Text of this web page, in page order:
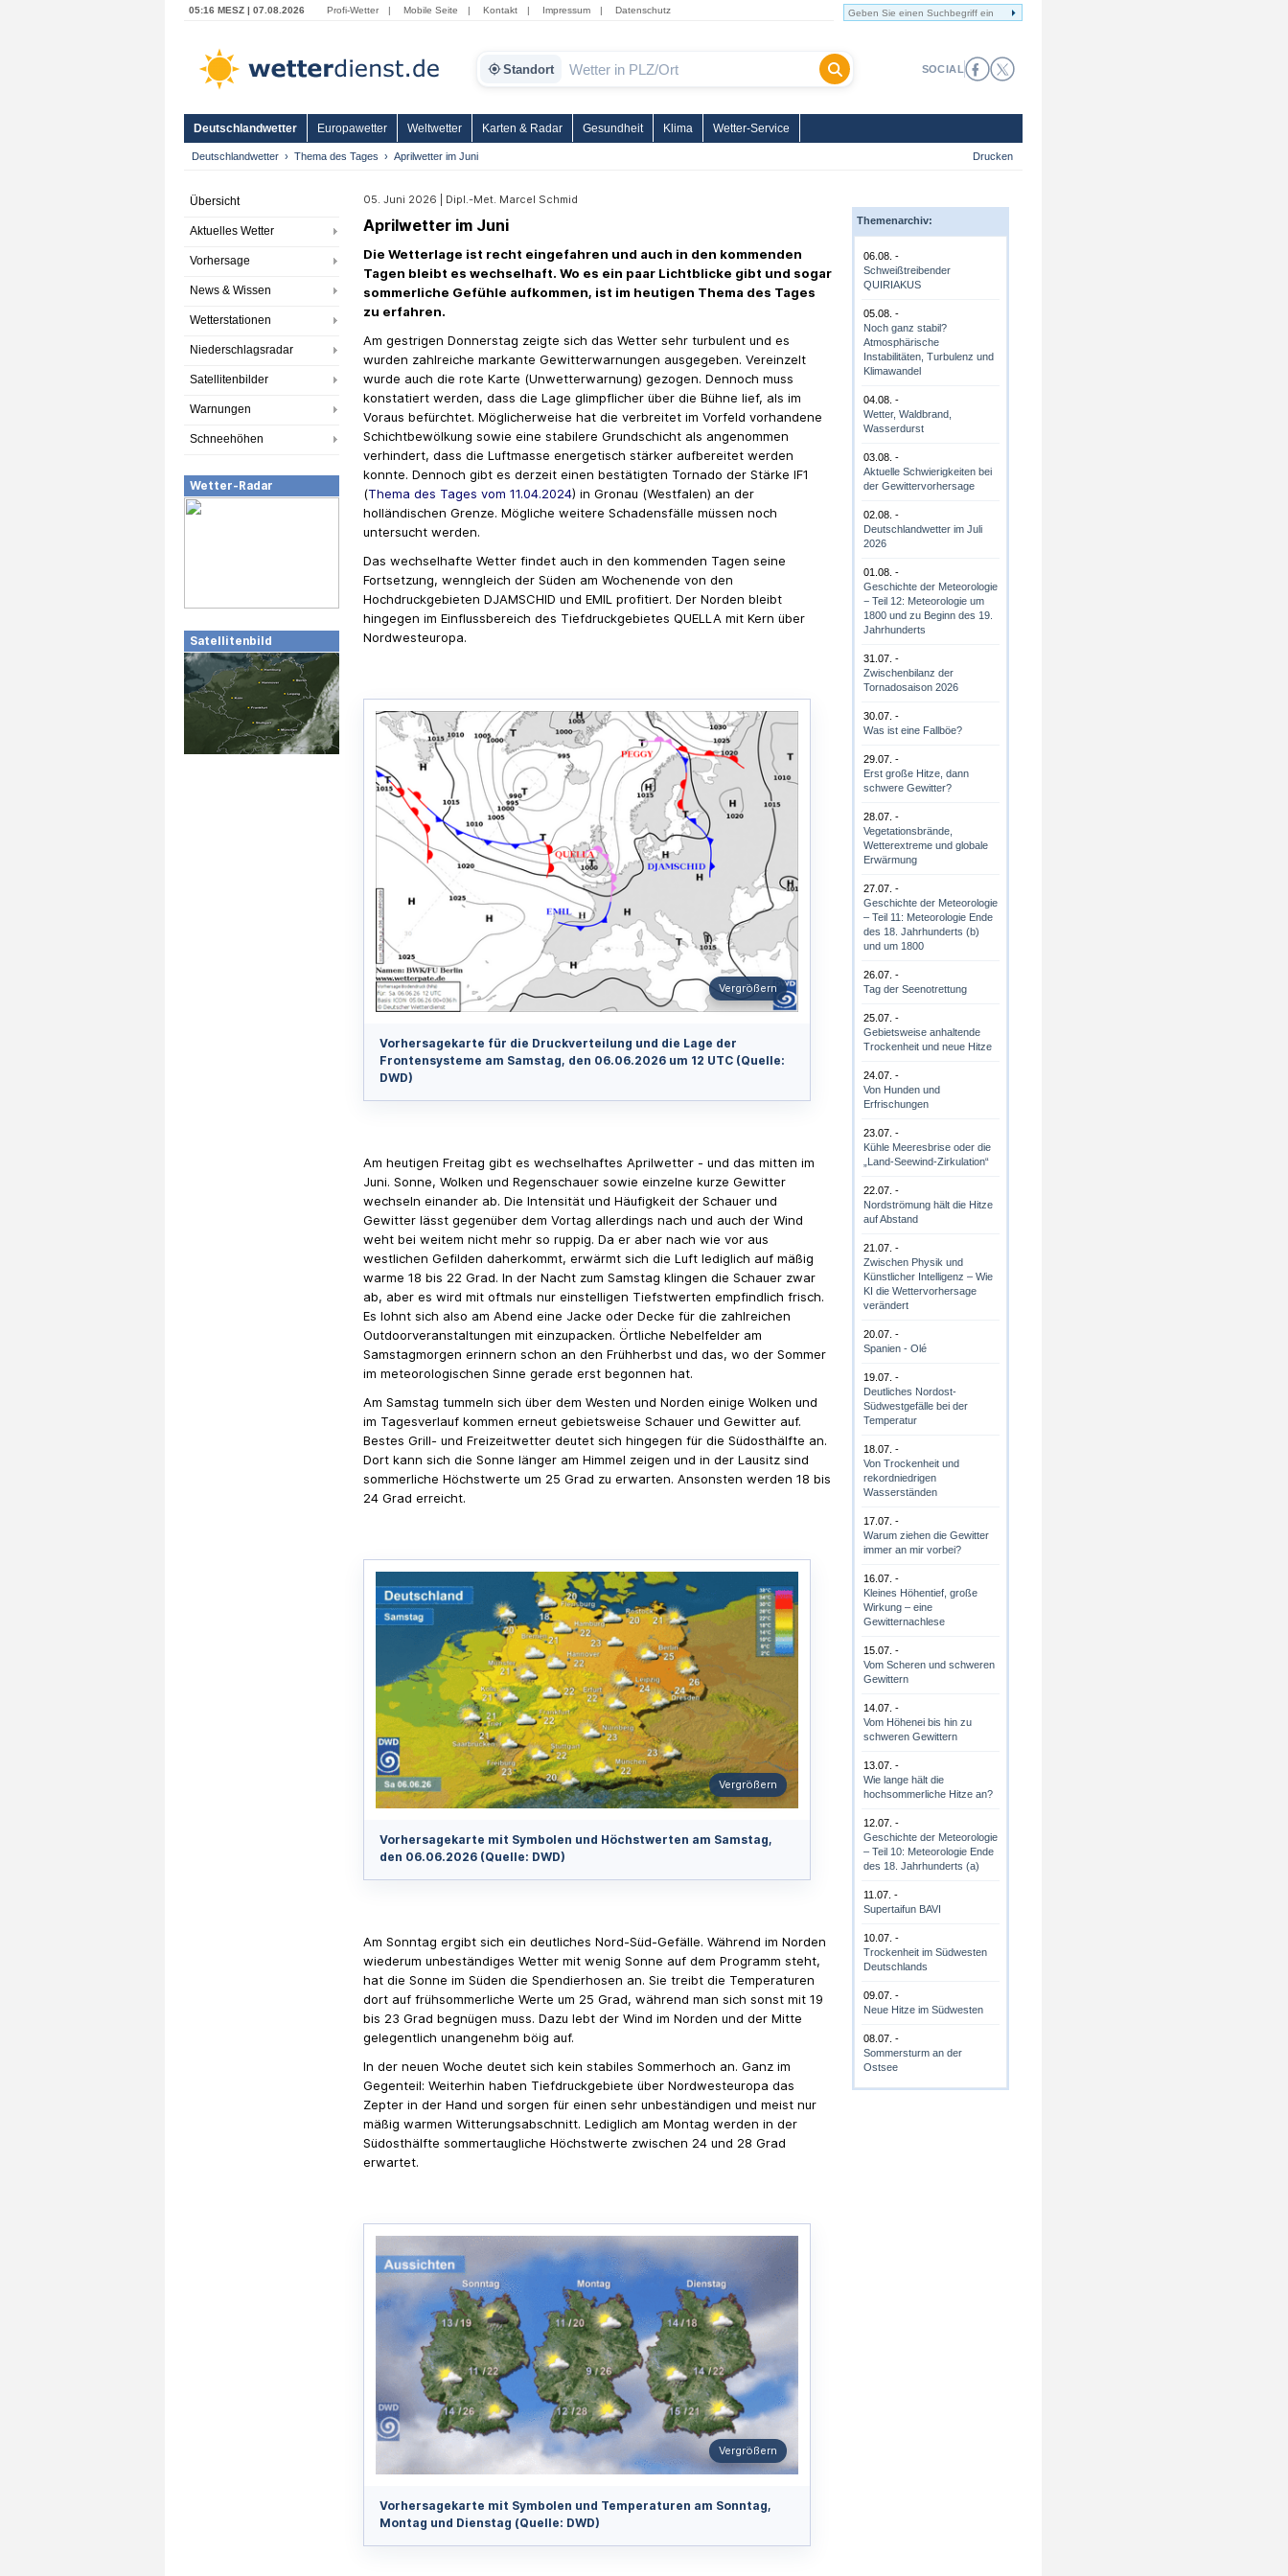
05:16 MESZ | 07.08.2026 Profi-Wetter | Mobile Seite | Kontakt | Impressum | Datenschutz
Standort SOCIAL
Deutschlandwetter Europawetter Weltwetter Karten & Radar Gesundheit Klima Wetter-Service
Deutschlandwetter Thema des Tages Aprilwetter im Juni Drucken
Übersicht
Aktuelles Wetter
Vorhersage
News & Wissen
Wetterstationen
Niederschlagsradar
Satellitenbilder
Warnungen
Schneehöhen
Wetter-Radar
Satellitenbild
05. Juni 2026 | Dipl.-Met. Marcel Schmid
Aprilwetter im Juni
Die Wetterlage ist recht eingefahren und auch in den kommenden
Tagen bleibt es wechselhaft. Wo es ein paar Lichtblicke gibt und sogar
sommerliche Gefühle aufkommen, ist im heutigen Thema des Tages
zu erfahren.
Am gestrigen Donnerstag zeigte sich das Wetter sehr turbulent und es
wurden zahlreiche markante Gewitterwarnungen ausgegeben. Vereinzelt
wurde auch die rote Karte (Unwetterwarnung) gezogen. Dennoch muss
konstatiert werden, dass die Lage glimpflicher über die Bühne lief, als im
Voraus befürchtet. Möglicherweise hat die verbreitet im Vorfeld vorhandene
Schichtbewölkung sowie eine stabilere Grundschicht als angenommen
verhindert, dass die Luftmasse energetisch stärker aufbereitet werden
konnte. Dennoch gibt es derzeit einen bestätigten Tornado der Stärke IF1
(Thema des Tages vom 11.04.2024) in Gronau (Westfalen) an der
holländischen Grenze. Mögliche weitere Schadensfälle müssen noch
untersucht werden.
Das wechselhafte Wetter findet auch in den kommenden Tagen seine
Fortsetzung, wenngleich der Süden am Wochenende von den
Hochdruckgebieten DJAMSCHID und EMIL profitiert. Der Norden bleibt
hingegen im Einflussbereich des Tiefdruckgebietes QUELLA mit Kern über
Nordwesteuropa.
Vergrößern
Vorhersagekarte für die Druckverteilung und die Lage der
Frontensysteme am Samstag, den 06.06.2026 um 12 UTC (Quelle:
DWD)
Am heutigen Freitag gibt es wechselhaftes Aprilwetter - und das mitten im
Juni. Sonne, Wolken und Regenschauer sowie einzelne kurze Gewitter
wechseln einander ab. Die Intensität und Häufigkeit der Schauer und
Gewitter lässt gegenüber dem Vortag allerdings nach und auch der Wind
weht bei weitem nicht mehr so ruppig. Da er aber nach wie vor aus
westlichen Gefilden daherkommt, erwärmt sich die Luft lediglich auf mäßig
warme 18 bis 22 Grad. In der Nacht zum Samstag klingen die Schauer zwar
ab, aber es wird mit oftmals nur einstelligen Tiefstwerten empfindlich frisch.
Es lohnt sich also am Abend eine Jacke oder Decke für die zahlreichen
Outdoorveranstaltungen mit einzupacken. Örtliche Nebelfelder am
Samstagmorgen erinnern schon an den Frühherbst und das, wo der Sommer
im meteorologischen Sinne gerade erst begonnen hat.
Am Samstag tummeln sich über dem Westen und Norden einige Wolken und
im Tagesverlauf kommen erneut gebietsweise Schauer und Gewitter auf.
Bestes Grill- und Freizeitwetter deutet sich hingegen für die Südosthälfte an.
Dort kann sich die Sonne länger am Himmel zeigen und in der Lausitz sind
sommerliche Höchstwerte um 25 Grad zu erwarten. Ansonsten werden 18 bis
24 Grad erreicht.
Vergrößern
Vorhersagekarte mit Symbolen und Höchstwerten am Samstag,
den 06.06.2026 (Quelle: DWD)
Am Sonntag ergibt sich ein deutliches Nord-Süd-Gefälle. Während im Norden
wiederum unbeständiges Wetter mit wenig Sonne auf dem Programm steht,
hat die Sonne im Süden die Spendierhosen an. Sie treibt die Temperaturen
dort auf frühsommerliche Werte um 25 Grad, während man sich sonst mit 19
bis 23 Grad begnügen muss. Dazu lebt der Wind im Norden und der Mitte
gelegentlich unangenehm böig auf.
In der neuen Woche deutet sich kein stabiles Sommerhoch an. Ganz im
Gegenteil: Weiterhin haben Tiefdruckgebiete über Nordwesteuropa das
Zepter in der Hand und sorgen für einen sehr unbeständigen und meist nur
mäßig warmen Witterungsabschnitt. Lediglich am Montag werden in der
Südosthälfte sommertaugliche Höchstwerte zwischen 24 und 28 Grad
erwartet.
Vergrößern
Vorhersagekarte mit Symbolen und Temperaturen am Sonntag,
Montag und Dienstag (Quelle: DWD)
Themenarchiv:
06.08. -
Schweißtreibender
QUIRIAKUS
05.08. -
Noch ganz stabil?
Atmosphärische
Instabilitäten, Turbulenz und
Klimawandel
04.08. -
Wetter, Waldbrand,
Wasserdurst
03.08. -
Aktuelle Schwierigkeiten bei
der Gewittervorhersage
02.08. -
Deutschlandwetter im Juli
2026
01.08. -
Geschichte der Meteorologie
− Teil 12: Meteorologie um
1800 und zu Beginn des 19.
Jahrhunderts
31.07. -
Zwischenbilanz der
Tornadosaison 2026
30.07. -
Was ist eine Fallböe?
29.07. -
Erst große Hitze, dann
schwere Gewitter?
28.07. -
Vegetationsbrände,
Wetterextreme und globale
Erwärmung
27.07. -
Geschichte der Meteorologie
– Teil 11: Meteorologie Ende
des 18. Jahrhunderts (b)
und um 1800
26.07. -
Tag der Seenotrettung
25.07. -
Gebietsweise anhaltende
Trockenheit und neue Hitze
24.07. -
Von Hunden und
Erfrischungen
23.07. -
Kühle Meeresbrise oder die
„Land-Seewind-Zirkulation“
22.07. -
Nordströmung hält die Hitze
auf Abstand
21.07. -
Zwischen Physik und
Künstlicher Intelligenz – Wie
KI die Wettervorhersage
verändert
20.07. -
Spanien - Olé
19.07. -
Deutliches Nordost-
Südwestgefälle bei der
Temperatur
18.07. -
Von Trockenheit und
rekordniedrigen
Wasserständen
17.07. -
Warum ziehen die Gewitter
immer an mir vorbei?
16.07. -
Kleines Höhentief, große
Wirkung – eine
Gewitternachlese
15.07. -
Vom Scheren und schweren
Gewittern
14.07. -
Vom Höhenei bis hin zu
schweren Gewittern
13.07. -
Wie lange hält die
hochsommerliche Hitze an?
12.07. -
Geschichte der Meteorologie
– Teil 10: Meteorologie Ende
des 18. Jahrhunderts (a)
11.07. -
Supertaifun BAVI
10.07. -
Trockenheit im Südwesten
Deutschlands
09.07. -
Neue Hitze im Südwesten
08.07. -
Sommersturm an der
Ostsee